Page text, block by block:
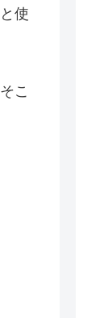
と使
こ